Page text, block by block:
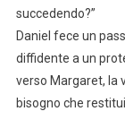
succedendo?”
Daniel fece un
diffidente a un
verso Margaret, la
bisogno che